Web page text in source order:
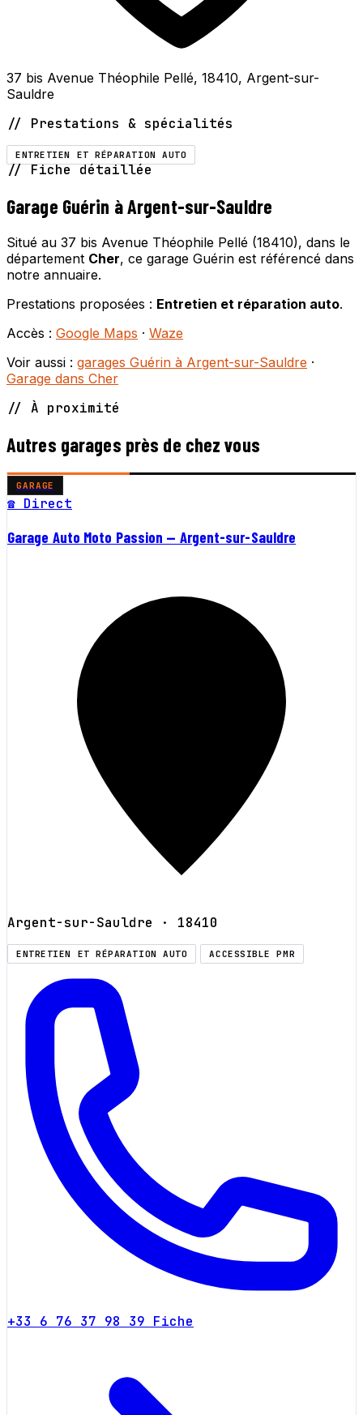
37 bis Avenue Théophile Pellé, 18410, Argent-sur-
Sauldre
// Prestations & spécialités
ENTRETIEN ET RÉPARATION AUTO
// Fiche détaillée
Garage Guérin à Argent-sur-Sauldre
Situé au 37 bis Avenue Théophile Pellé (18410), dans le
département Cher, ce garage Guérin est référencé dans
notre annuaire.
Prestations proposées : Entretien et réparation auto.
Accès : Google Maps · Waze
Voir aussi : garages Guérin à Argent-sur-Sauldre ·
Garage dans Cher
// À proximité
Autres garages près de chez vous
GARAGE
☎ Direct
Garage Auto Moto Passion — Argent-sur-Sauldre
Argent-sur-Sauldre · 18410
ENTRETIEN ET RÉPARATION AUTO ACCESSIBLE PMR
+33 6 76 37 98 39 Fiche